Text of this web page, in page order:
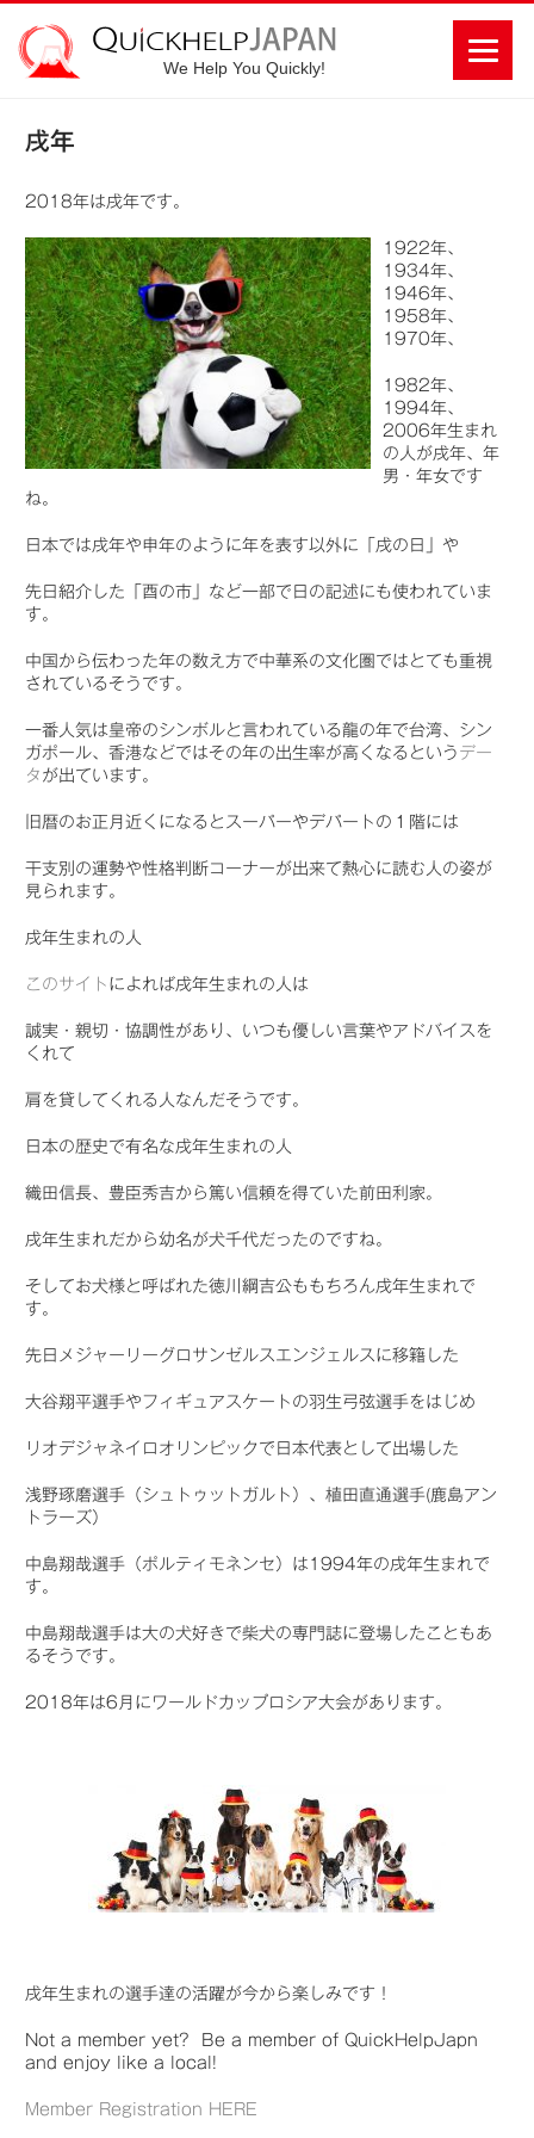
We Help You Quickly!
戌年
2018年は戌年です。
1922年、
1934年、
1946年、
1958年、
1970年、
1982年、
1994年、
2006年生まれ
の人が戌年、年
男・年女です
ね。
日本では戌年や申年のように年を表す以外に「戌の日」や
先日紹介した「酉の市」など一部で日の記述にも使われていま
す。
中国から伝わった年の数え方で中華系の文化圏ではとても重視
されているそうです。
一番人気は皇帝のシンボルと言われている龍の年で台湾、シン
ガポール、香港などではその年の出生率が高くなるという デー
タ が出ています。
旧暦のお正月近くになるとスーパーやデパートの１階には
干支別の運勢や性格判断コーナーが出来て熱心に読む人の姿が
見られます。
戌年生まれの人
このサイト によれば戌年生まれの人は
誠実・親切・協調性があり、いつも優しい言葉やアドバイスを
くれて
肩を貸してくれる人なんだそうです。
日本の歴史で有名な戌年生まれの人
織田信長、豊臣秀吉から篤い信頼を得ていた前田利家。
戌年生まれだから幼名が犬千代だったのですね。
そしてお犬様と呼ばれた徳川綱吉公ももちろん戌年生まれで
す。
先日メジャーリーグロサンゼルスエンジェルスに移籍した
大谷翔平選手やフィギュアスケートの羽生弓弦選手をはじめ
リオデジャネイロオリンピックで日本代表として出場した
浅野琢磨選手（シュトゥットガルト）、植田直通選手(鹿島アン
トラーズ）
中島翔哉選手（ポルティモネンセ）は1994年の戌年生まれで
す。
中島翔哉選手は大の犬好きで柴犬の専門誌に登場したこともあ
るそうです。
2018年は6月にワールドカップロシア大会があります。
戌年生まれの選手達の活躍が今から楽しみです！
Not a member yet? Be a member of QuickHelpJapn
and enjoy like a local!
Member Registration HERE